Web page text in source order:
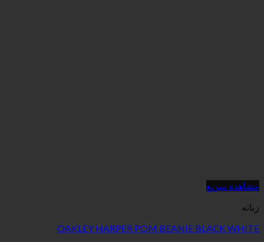
مشاهده سریع
زنانه
OAKLEY HARPER POM BEANIE BLACK WHITE